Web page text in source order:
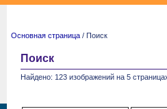
Основная страница / Поиск
Поиск
Найдено: 123 изображений на 5